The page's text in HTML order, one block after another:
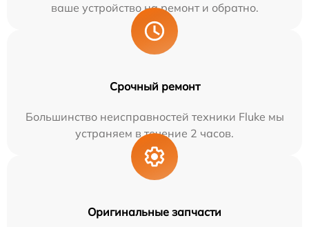
ваше устройство на ремонт и обратно.
Срочный ремонт
Большинство неисправностей техники Fluke мы
устраняем в течение 2 часов.
Оригинальные запчасти